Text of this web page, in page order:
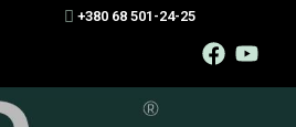
+380 68 501-24-25